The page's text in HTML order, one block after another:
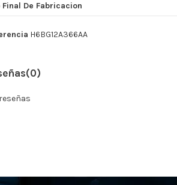
Final De Fabricacion
H6BG12A366AA
(0)